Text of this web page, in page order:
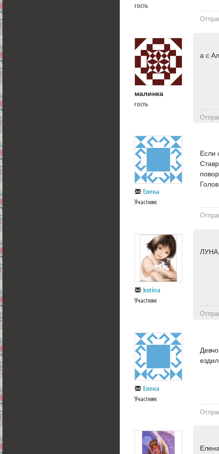
гость
малинка
гость
а с
Елена
Участник
Если
kotina
Участник
Елена
Участник